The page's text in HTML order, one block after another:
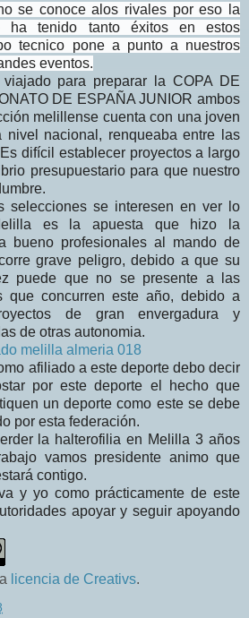
se conoce alos rivales por eso la
ha tenido tanto éxitos en estos
tecnico pone a punto a nuestros
eventos.
para preparar la COPA DE
DE ESPAÑA JUNIOR ambos
melillense cuenta con una joven
nivel nacional, renqueaba entre las
difícil establecer proyectos a largo
presupuestario para que nuestro
selecciones se interesen en ver lo
es la apuesta que hizo la
bueno profesionales al mando de
grave peligro, debido a que su
puede que no se presente a las
que concurren este año, debido a
de gran envergadura y
de otras autonomia.
afiliado a este deporte debo decir
por este deporte el hecho que
un deporte como este se debe
por esta federación.
la halterofilia en Melilla 3 años
vamos presidente animo que
contigo.
y yo como prácticamente de este
apoyar y seguir apoyando
licencia de Creativs.